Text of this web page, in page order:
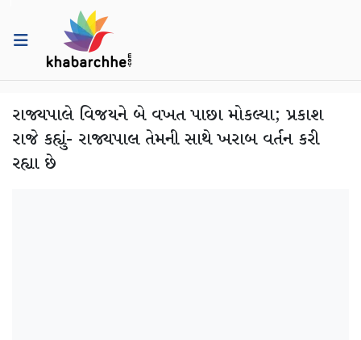
રાજ્યપાલે વિજયને બે વખત પાછા મોકલ્યા; પ્રકાશ
રાજે કહ્યું- રાજ્યપાલ તેમની સાથે ખરાબ વર્તન કરી
રહ્યા છે